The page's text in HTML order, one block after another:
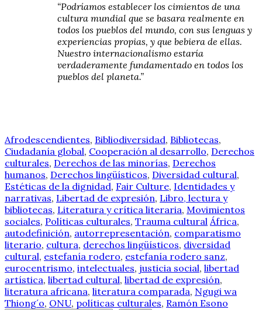
“Podríamos establecer los cimientos de una
cultura mundial que se basara realmente en
todos los pueblos del mundo, con sus lenguas y
experiencias propias, y que bebiera de ellas.
Nuestro internacionalismo estaría
verdaderamente fundamentado en todos los
pueblos del planeta.”
Afrodescendientes, Bibliodiversidad, Bibliotecas,
Ciudadanía global, Cooperación al desarrollo, Derechos
culturales, Derechos de las minorías, Derechos
humanos, Derechos lingüísticos, Diversidad cultural,
Estéticas de la dignidad, Fair Culture, Identidades y
narrativas, Libertad de expresión, Libro, lectura y
bibliotecas, Literatura y crítica literaria, Movimientos
sociales, Políticas culturales, Trauma cultural África,
autodefinición, autorrepresentación, comparatismo
literario, cultura, derechos lingüísticos, diversidad
cultural, estefanía rodero, estefanía rodero sanz,
eurocentrismo, intelectuales, justicia social, libertad
artística, libertad cultural, libertad de expresión,
literatura africana, literatura comparada, Ngugi wa
Thiong´o, ONU, políticas culturales, Ramón Esono